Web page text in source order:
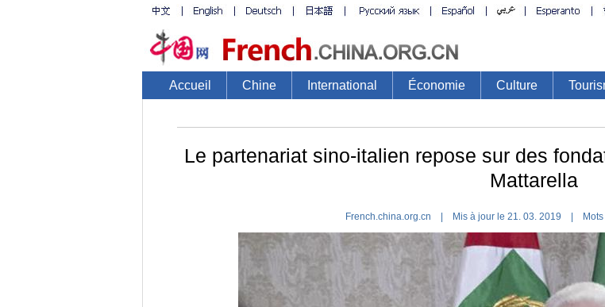
Accueil Chine International Économie Culture
Le partenariat sino-italien repose sur des
Mattarella
French.china.org.cn | Mis à jour le 21. 03. 2019 |